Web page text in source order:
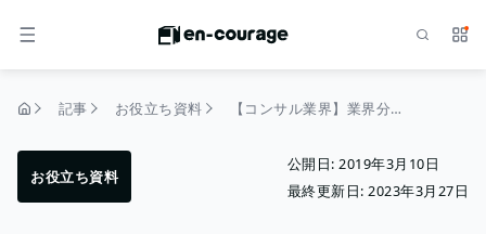
メニュー サ
記事 お役立ち資料 【コンサル業界】業界分析資料で、15分で業界研究！
お役立ち資料
公開日: 2019年3月10日
最終更新日: 2023年3月27日